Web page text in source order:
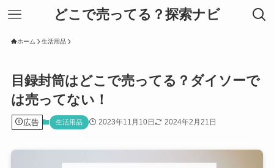
どこで売ってる？探索ナビ
ホーム 生活用品
目録封筒はどこで売ってる？ダイソーで
は売ってない！
広告 生活用品 2023年11月10日 2024年2月21日